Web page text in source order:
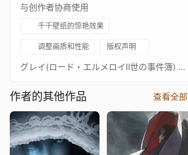
与创作者协商使用
千千壁纸的惊艳效果
调整画质和性能 版权声明
グレイ(ロード・エルメロイⅡ世の事件簿) 格雷El Melloi II勋爵的案件档案
作者的其他作品 查看全部